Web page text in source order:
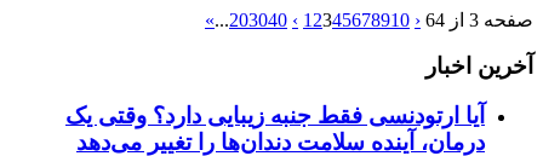
صفحه 3 از 64 ‹
1 2345678910
›
203040
...
»
آخرین اخبار
آیا ارتودنسی فقط جنبه زیبایی دارد؟ وقتی یک
درمان، آینده سلامت دندان‌ها را تغییر می‌دهد